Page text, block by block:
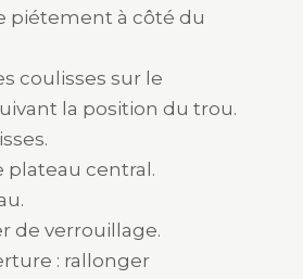
piétement à côté du
coulisses sur le
la position du trou.
plateau central.
de verrouillage.
: rallonger